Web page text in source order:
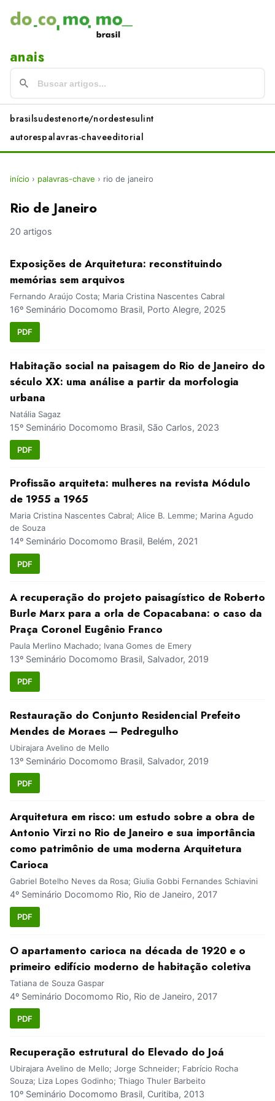
anais
brasilsudestenorte/nordestesulint
autorespalavras-chaveeditorial
início › palavras-chave › rio de janeiro
Rio de Janeiro
20 artigos
Exposições de Arquitetura: reconstituindo
memórias sem arquivos
Fernando Araújo Costa; Maria Cristina Nascentes Cabral
16º Seminário Docomomo Brasil, Porto Alegre, 2025
PDF
Habitação social na paisagem do Rio de Janeiro do
século XX: uma análise a partir da morfologia
urbana
Natália Sagaz
15º Seminário Docomomo Brasil, São Carlos, 2023
PDF
Profissão arquiteta: mulheres na revista Módulo
de 1955 a 1965
Maria Cristina Nascentes Cabral; Alice B. Lemme; Marina Agudo
de Souza
14º Seminário Docomomo Brasil, Belém, 2021
PDF
A recuperação do projeto paisagístico de Roberto
Burle Marx para a orla de Copacabana: o caso da
Praça Coronel Eugênio Franco
Paula Merlino Machado; Ivana Gomes de Emery
13º Seminário Docomomo Brasil, Salvador, 2019
PDF
Restauração do Conjunto Residencial Prefeito
Mendes de Moraes — Pedregulho
Ubirajara Avelino de Mello
13º Seminário Docomomo Brasil, Salvador, 2019
PDF
Arquitetura em risco: um estudo sobre a obra de
Antonio Virzi no Rio de Janeiro e sua importância
como patrimônio de uma moderna Arquitetura
Carioca
Gabriel Botelho Neves da Rosa; Giulia Gobbi Fernandes Schiavini
4º Seminário Docomomo Rio, Rio de Janeiro, 2017
PDF
O apartamento carioca na década de 1920 e o
primeiro edifício moderno de habitação coletiva
Tatiana de Souza Gaspar
4º Seminário Docomomo Rio, Rio de Janeiro, 2017
PDF
Recuperação estrutural do Elevado do Joá
Ubirajara Avelino de Mello; Jorge Schneider; Fabrício Rocha
Souza; Liza Lopes Godinho; Thiago Thuler Barbeito
10º Seminário Docomomo Brasil, Curitiba, 2013